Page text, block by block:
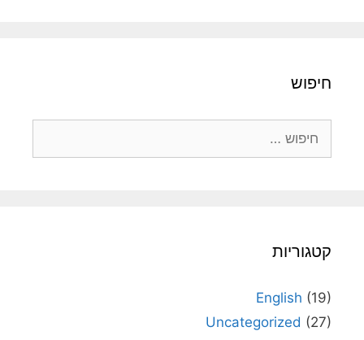
חיפוש
קטגוריות
English (19)
Uncategorized (27)